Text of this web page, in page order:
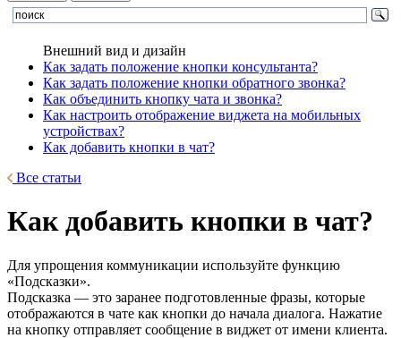
Внешний вид и дизайн
Как задать положение кнопки консультанта?
Как задать положение кнопки обратного звонка?
Как объединить кнопку чата и звонка?
Как настроить отображение виджета на мобильных
устройствах?
Как добавить кнопки в чат?
Все статьи
Как добавить кнопки в чат?
Для упрощения коммуникации используйте функцию
«Подсказки».
Подсказка — это заранее подготовленные фразы, которые
отображаются в чате как кнопки до начала диалога. Нажатие
на кнопку отправляет сообщение в виджет от имени клиента.